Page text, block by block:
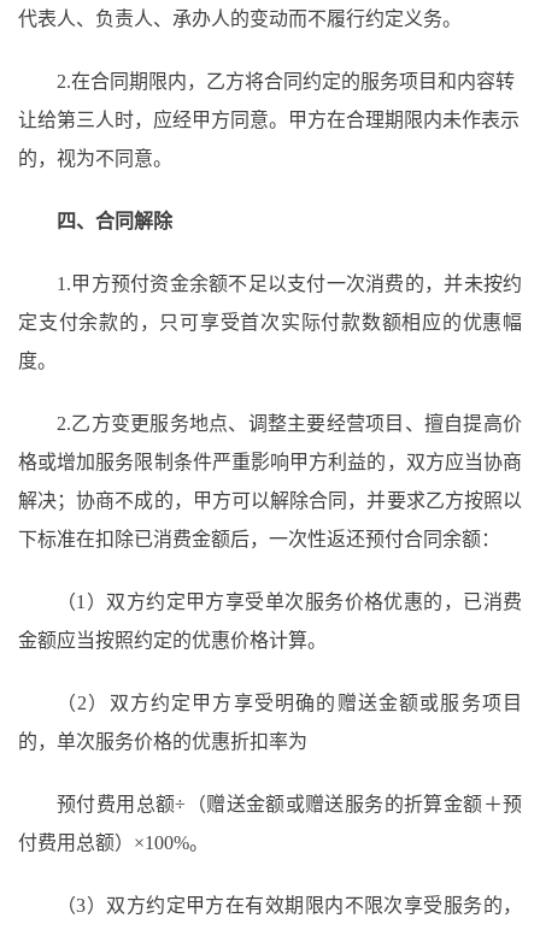
代表人、负责人、承办人的变动而不履行约定义务。
2.在合同期限内，乙方将合同约定的服务项目和内容转
让给第三人时，应经甲方同意。甲方在合理期限内未作表示
的，视为不同意。
四、 合同解除
1.甲方预付资金余额不足以支付一次消费的，并未按约
定支付余款的，只可享受首次实际付款数额相应的优惠幅
度。
2.乙方变更服务地点、调整主要经营项目、擅自提高价
格或增加服务限制条件严重影响甲方利益的，双方应当协商
解决；协商不成的，甲方可以解除合同，并要求乙方按照以
下标准在扣除已消费金额后，一次性返还预付合同余额：
（1）双方约定甲方享受单次服务价格优惠的，已消费
金额应当按照约定的优惠价格计算。
（2）双方约定甲方享受明确的赠送金额或服务项目
的，单次服务价格的优惠折扣率为
预付费用总额÷（赠送金额或赠送服务的折算金额＋预
付费用总额）×100%。
（3）双方约定甲方在有效期限内不限次享受服务的，